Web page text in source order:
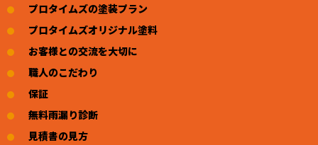
プロタイムズの塗装プラン
プロタイムズオリジナル塗料
お客様との交流を大切に
職人のこだわり
保証
無料雨漏り診断
見積書の見方